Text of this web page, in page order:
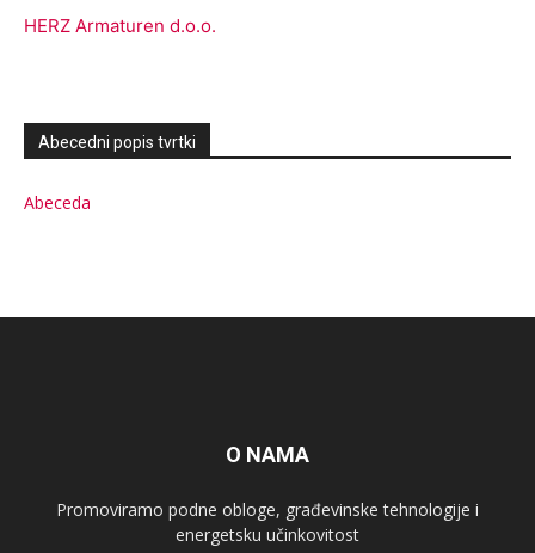
HERZ Armaturen d.o.o.
Abecedni popis tvrtki
Abeceda
O NAMA
Promoviramo podne obloge, građevinske tehnologije i
energetsku učinkovitost